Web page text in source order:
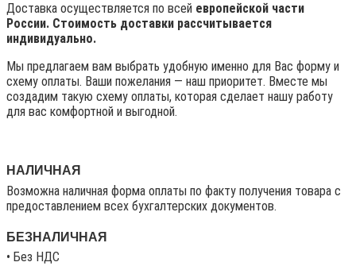
Доставка осуществляется по всей европейской части
России. Стоимость доставки рассчитывается
индивидуально.
Мы предлагаем вам выбрать удобную именно для Вас форму и
схему оплаты. Ваши пожелания — наш приоритет. Вместе мы
создадим такую схему оплаты, которая сделает нашу работу
для вас комфортной и выгодной.
НАЛИЧНАЯ
Возможна наличная форма оплаты по факту получения товара с
предоставлением всех бухгалтерских документов.
БЕЗНАЛИЧНАЯ
• Без НДС